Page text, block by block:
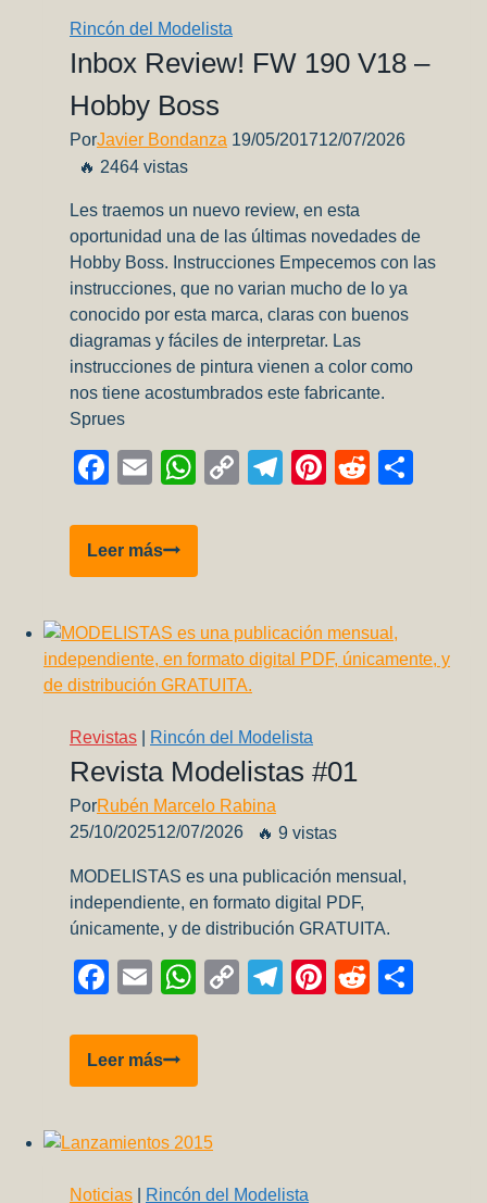
Desde
Cero
En
Argentina
(Julio
Rincón del Modelista
Inbox Review! FW 190 V18 –
Hobby Boss
PorJavier Bondanza 19/05/201712/07/2026
🔥 2464 vistas
Les traemos un nuevo review, en esta
oportunidad una de las últimas novedades de
Hobby Boss. Instrucciones Empecemos con las
instrucciones, que no varian mucho de lo ya
conocido por esta marca, claras con buenos
diagramas y fáciles de interpretar. Las
instrucciones de pintura vienen a color como
nos tiene acostumbrados este fabricante.
Sprues
Facebook
EmailWhatsApp
CopyTelegram
Pinterest
Reddit
Leer másInbox
Review!
190
V18
–
Boss
Revistas Rincón del Modelista
Revista Modelistas #01
PorRubén Marcelo Rabina
25/10/202512/07/2026 🔥 9 vistas
MODELISTAS es una publicación mensual,
independiente, en formato digital PDF,
únicamente, y de distribución GRATUITA.
Facebook
EmailWhatsApp
CopyTelegram
Pinterest
Reddit
Leer másRevista
Modelistas
Noticias Rincón del Modelista